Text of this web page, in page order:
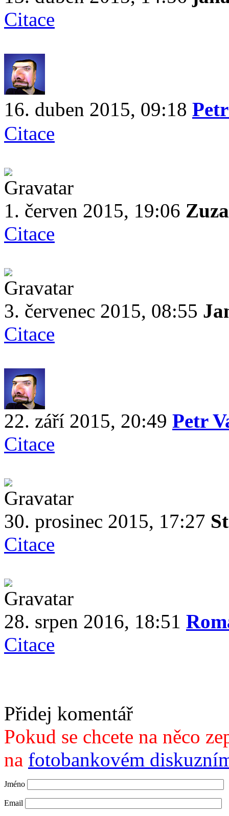
Citace
16. duben 2015, 09:18
Citace
1. červen 2015, 19:06
Citace
3. červenec 2015, 08:55
Citace
22. září 2015, 20:49 Petr
Citace
30. prosinec 2015, 17:27
Citace
28. srpen 2016, 18:51
Citace
Přidej komentář
Pokud se chcete na něco
na fotobankovém
Jméno
Email